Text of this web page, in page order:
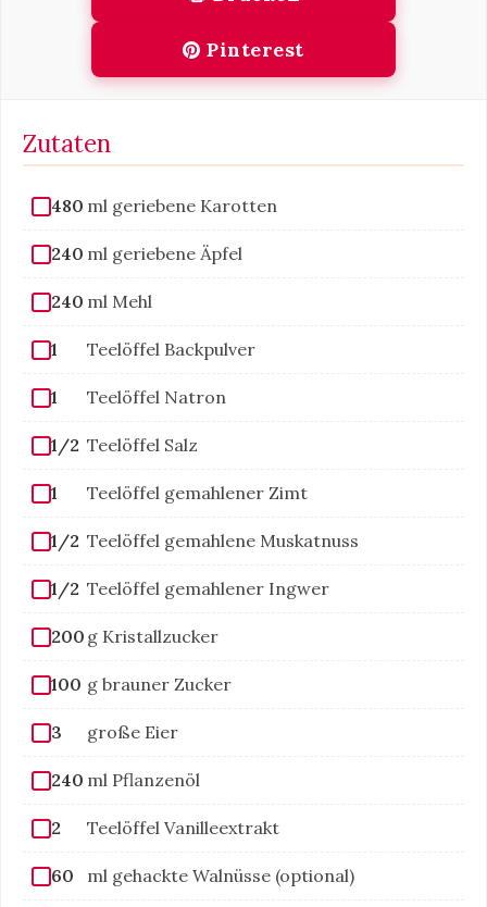
Pinterest
Zutaten
480 ml geriebene Karotten
240 ml geriebene Äpfel
240 ml Mehl
1 Teelöffel Backpulver
1 Teelöffel Natron
1/2 Teelöffel Salz
1 Teelöffel gemahlener Zimt
1/2 Teelöffel gemahlene Muskatnuss
1/2 Teelöffel gemahlener Ingwer
200 g Kristallzucker
100 g brauner Zucker
3 große Eier
240 ml Pflanzenöl
2 Teelöffel Vanilleextrakt
60 ml gehackte Walnüsse (optional)